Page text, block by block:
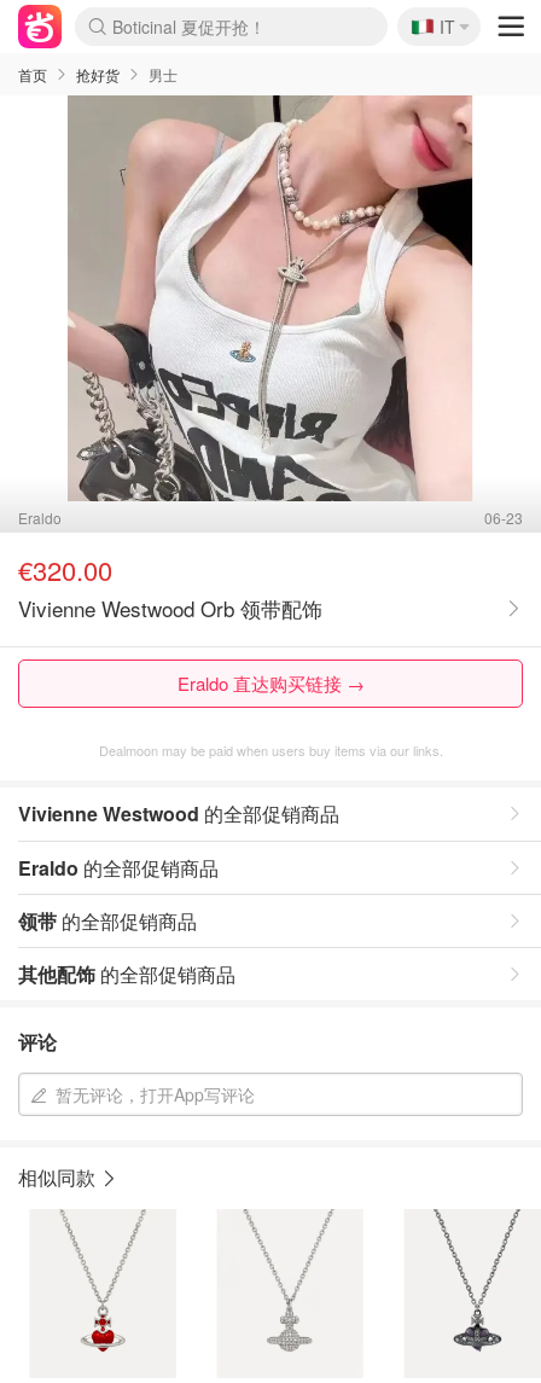
Boticinal 夏促开抢！
4折！lulu周四疯狂上新
速领！Stanley独家85折
Zalando 奥莱闪促！每日更新
🇮🇹
IT
首页 抢好货 男士
Eraldo 06-23
€320.00
Vivienne Westwood Orb 领带配饰
Eraldo 直达购买链接 →
Dealmoon may be paid when users buy items via our links.
Vivienne Westwood 的全部促销商品
Eraldo 的全部促销商品
领带 的全部促销商品
其他配饰 的全部促销商品
评论
暂无评论，打开App写评论
相似同款